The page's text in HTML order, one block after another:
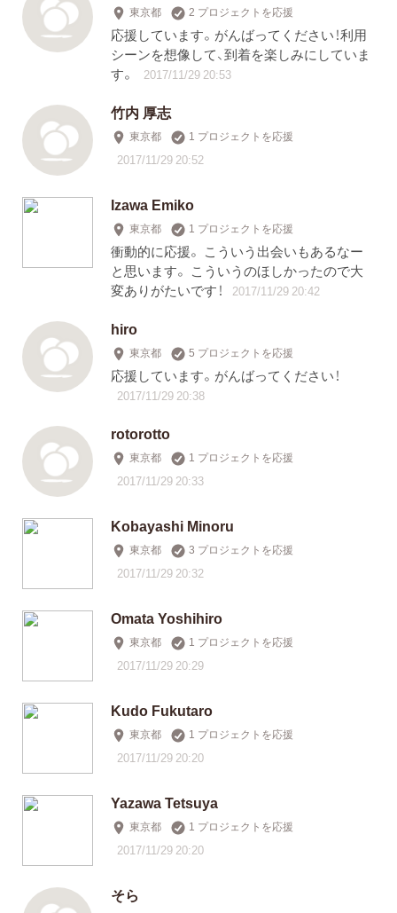
東京都 2 プロジェクトを応援
応援しています。がんばってください！利用
シーンを想像して、到着を楽しみにしていま
す。
2017/11/29 20:53
竹内 厚志
東京都 1 プロジェクトを応援
2017/11/29 20:52
Izawa Emiko
東京都 1 プロジェクトを応援
衝動的に応援。 こういう出会いもあるなー
と思います。 こういうのほしかったので大
変ありがたいです！
2017/11/29 20:42
hiro
東京都 5 プロジェクトを応援
応援しています。がんばってください！
2017/11/29 20:38
rotorotto
東京都 1 プロジェクトを応援
2017/11/29 20:33
Kobayashi Minoru
東京都 3 プロジェクトを応援
2017/11/29 20:32
Omata Yoshihiro
東京都 1 プロジェクトを応援
2017/11/29 20:29
Kudo Fukutaro
東京都 1 プロジェクトを応援
2017/11/29 20:20
Yazawa Tetsuya
東京都 1 プロジェクトを応援
2017/11/29 20:20
そら